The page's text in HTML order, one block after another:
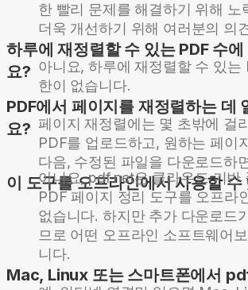
한 빨리 문제를 해결하기 위해 노
더욱 개선하기 위해 여러분의 의
하루에 재정렬할 수 있는 PDF 수
요? 아니요, 하루에 재정렬할 수 있는
한이 없습니다.
PDF에서 페이지를 재정렬하는 데
요? 페이지 재정렬에는 몇 초밖에 걸
PDF를 업로드하고, 원하는 페이
다음, 수정된 파일을 다운로드하
이 도구를 오프라인에서 사용할 수
아니요, pdf.net은 클라우드 기반
PDF 페이지 정리 도구를 오프라
없습니다. 하지만 추가 다운로드
므로 어떤 오프라인 소프트웨어
니다.
Mac, Linux 또는 스마트폰에서